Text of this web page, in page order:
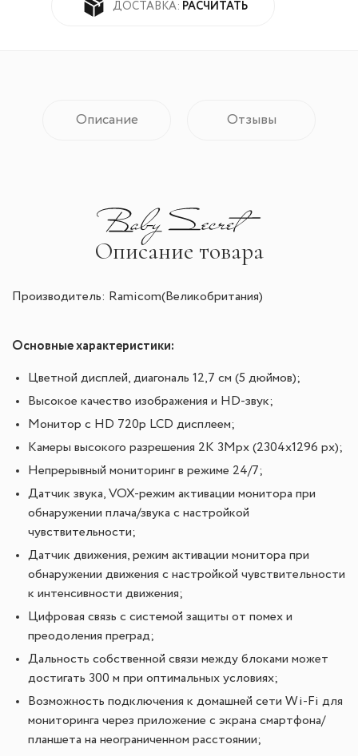
ДОСТАВКА: РАСЧИТАТЬ
Описание Отзывы
Описание товара
Производитель: Ramicom(Великобритания)
Основные характеристики:
Цветной дисплей, диагональ 12,7 см (5 дюймов);
Высокое качество изображения и HD-звук;
Монитор с HD 720p LCD дисплеем;
Камеры высокого разрешения 2K 3Mpx (2304x1296 px);
Непрерывный мониторинг в режиме 24/7;
Датчик звука, VOX-режим активации монитора при
обнаружении плача/звука с настройкой
чувствительности;
Датчик движения, режим активации монитора при
обнаружении движения с настройкой чувствительности
к интенсивности движения;
Цифровая связь с системой защиты от помех и
преодоления преград;
Дальность собственной связи между блоками может
достигать 300 м при оптимальных условиях;
Возможность подключения к домашней сети Wi-Fi для
мониторинга через приложение с экрана смартфона/
планшета на неограниченном расстоянии;